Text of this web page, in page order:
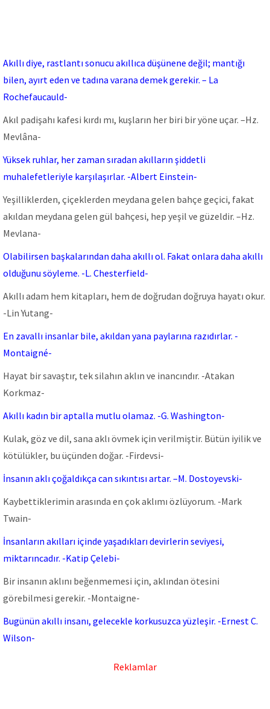
Akıllı diye, rastlantı sonucu akıllıca düşünene değil; mantığı
bilen, ayırt eden ve tadına varana demek gerekir. – La
Rochefaucauld-
Akıl padişahı kafesi kırdı mı, kuşların her biri bir yöne uçar. –Hz.
Mevlâna-
Yüksek ruhlar, her zaman sıradan akılların şiddetli
muhalefetleriyle karşılaşırlar. -Albert Einstein-
Yeşilliklerden, çiçeklerden meydana gelen bahçe geçici, fakat
akıldan meydana gelen gül bahçesi, hep yeşil ve güzeldir. –Hz.
Mevlana-
Olabilirsen başkalarından daha akıllı ol. Fakat onlara daha akıllı
olduğunu söyleme. -L. Chesterfield-
Akıllı adam hem kitapları, hem de doğrudan doğruya hayatı okur.
-Lin Yutang-
En zavallı insanlar bile, akıldan yana paylarına razıdırlar. -
Montaigné-
Hayat bir savaştır, tek silahın aklın ve inancındır. -Atakan
Korkmaz-
Akıllı kadın bir aptalla mutlu olamaz. -G. Washington-
Kulak, göz ve dil, sana aklı övmek için verilmiştir. Bütün iyilik ve
kötülükler, bu üçünden doğar. -Firdevsi-
İnsanın aklı çoğaldıkça can sıkıntısı artar. –M. Dostoyevski-
Kaybettiklerimin arasında en çok aklımı özlüyorum. -Mark
Twain-
İnsanların akılları içinde yaşadıkları devirlerin seviyesi,
miktarıncadır. -Katip Çelebi-
Bir insanın aklını beğenmemesi için, aklından ötesini
görebilmesi gerekir. -Montaigne-
Bugünün akıllı insanı, gelecekle korkusuzca yüzleşir. -Ernest C.
Wilson-
Reklamlar